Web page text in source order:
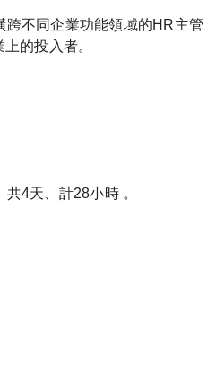
不同企業功能領域的HR主管
的投入者。
4天、計28小時 。